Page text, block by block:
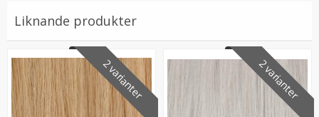
Scrunchie Vit
Liknande produkter
2 varianter 2 varianter